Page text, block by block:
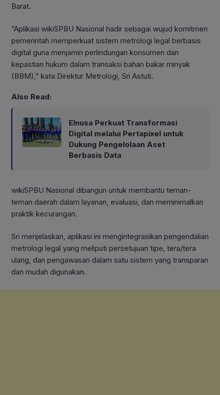
Barat.
”Aplikasi wikiSPBU Nasional hadir sebagai wujud komitmen
pemerintah memperkuat sistem metrologi legal berbasis
digital guna menjamin perlindungan konsumen dan
kepastian hukum dalam transaksi bahan bakar minyak
(BBM),” kata Direktur Metrologi, Sri Astuti.
Also Read:
Elnusa Perkuat Transformasi
Digital melalui Pertapixel untuk
Dukung Pengelolaan Aset
Berbasis Data
wikiSPBU Nasional dibangun untuk membantu teman-
teman daerah dalam layanan, evaluasi, dan meminimalkan
praktik kecurangan.
Sri menjelaskan, aplikasi ini mengintegrasikan pengendalian
metrologi legal yang meliputi persetujuan tipe, tera/tera
ulang, dan pengawasan dalam satu sistem yang transparan
dan mudah digunakan.